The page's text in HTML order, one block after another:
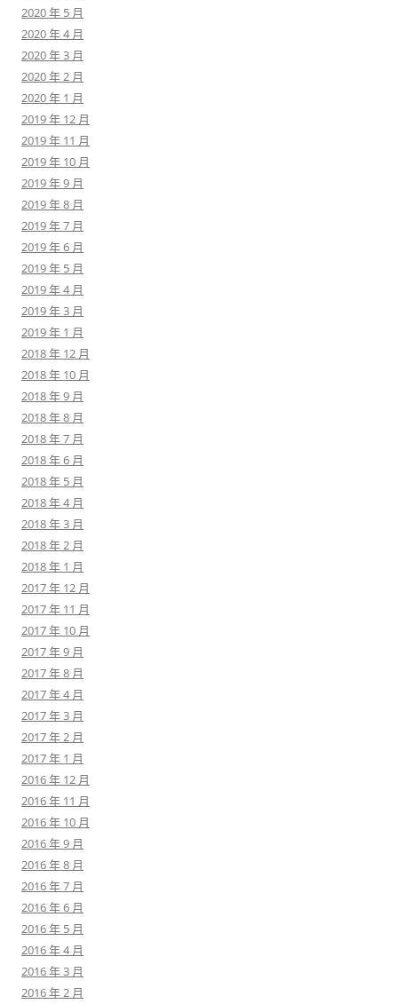
2020 年 5 月
2020 年 4 月
2020 年 3 月
2020 年 2 月
2020 年 1 月
2019 年 12 月
2019 年 11 月
2019 年 10 月
2019 年 9 月
2019 年 8 月
2019 年 7 月
2019 年 6 月
2019 年 5 月
2019 年 4 月
2019 年 3 月
2019 年 1 月
2018 年 12 月
2018 年 10 月
2018 年 9 月
2018 年 8 月
2018 年 7 月
2018 年 6 月
2018 年 5 月
2018 年 4 月
2018 年 3 月
2018 年 2 月
2018 年 1 月
2017 年 12 月
2017 年 11 月
2017 年 10 月
2017 年 9 月
2017 年 8 月
2017 年 4 月
2017 年 3 月
2017 年 2 月
2017 年 1 月
2016 年 12 月
2016 年 11 月
2016 年 10 月
2016 年 9 月
2016 年 8 月
2016 年 7 月
2016 年 6 月
2016 年 5 月
2016 年 4 月
2016 年 3 月
2016 年 2 月